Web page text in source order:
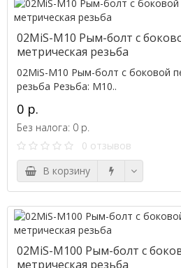
02MiS-M10 Рым-болт с
метрическая резьба
02MiS-M10 Рым-болт с боковой
резьба Резьба: M10..
0 р.
Без налога: 0 р.
0 отзывов
В корзину
02MiS-M100 Рым-болт с
метрическая резьба